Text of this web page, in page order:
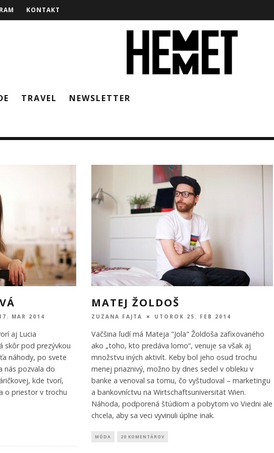
KONTAKT
TRAVEL NEWSLETTER
MAR 2014
aj Lucia
skôr pod prezývkou
náhody, po svete
nás pozvala do
kde tvorí,
o priestor v trochu
MATEJ ŽOLDOŠ
ZUZANA FAJTA UTOROK 25. FEB 2014
Väčšina ľudí má Mateja "Jola" Žoldoša zafixovaného
ako „toho, kto predáva lomo“, venuje sa však aj
množstvu iných aktivít. Keby bol jeho osud trochu
menej priaznivý, možno by dnes sedel v obleku v
banke a venoval sa tomu, čo vyštudoval – marketingu
a bankovníctvu na Wirtschaftsuniversität Wien.
Náhoda, podporená štúdiom a pobytom vo Viedni ale
chcela, aby sa veci vyvinuli úplne inak.
MÓDA 20 KOMENTÁROV